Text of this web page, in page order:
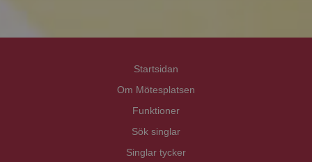
Startsidan
Om Mötesplatsen
Funktioner
Sök singlar
Singlar tycker